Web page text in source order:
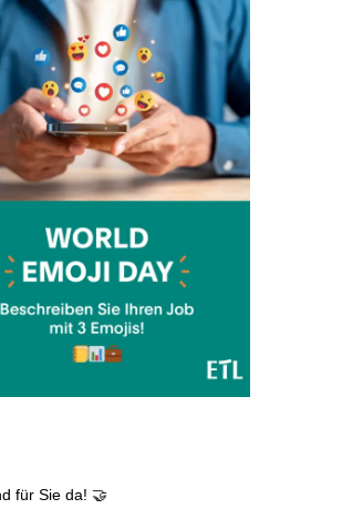
Getränke
Bezahlung
Fort- & Weiterbildung
Altersvorsorge
für Sie da! 🤝